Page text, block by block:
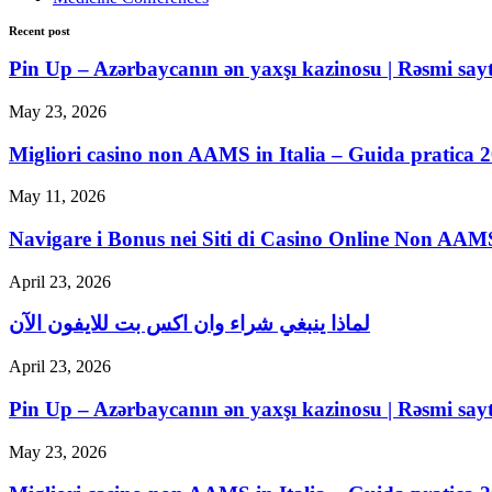
Recent post
Pin Up – Azərbaycanın ən yaxşı kazinosu | Rəsmi
May 23, 2026
Migliori casino non AAMS in Italia – Guida pratica
May 11, 2026
Navigare i Bonus nei Siti di Casino Online Non
April 23, 2026
لماذا ينبغي شراء وان اكس بت للايفون الآن
April 23, 2026
Pin Up – Azərbaycanın ən yaxşı kazinosu | Rəsmi
May 23, 2026